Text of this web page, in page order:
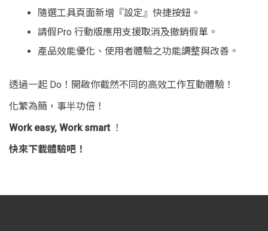
隨選工具頁面新增『設定』快捷按鈕。
請假Pro 行動版應用支援取消及撤銷假單。
產品效能優化、使用者體驗之功能調整與改善。
透過一起 Do！開啟你截然不同的高效工作互動體驗！
化繁為簡，事半功倍！
Work easy, Work smart ！
快來下載體驗吧！